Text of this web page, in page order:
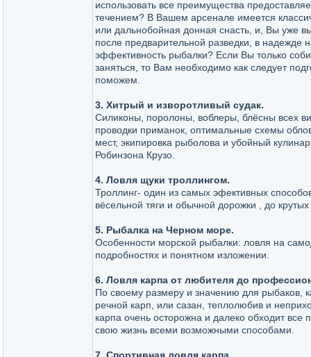
использовать все преимущества
течением? В Вашем арсенале имеется
или дальнобойная донная снасть, и, Вы уже
после предварительной разведки, в надежде
эффективность рыбалки? Если Вы только
заняться, то Вам необходимо как следует
поможем.
3. Хитрый и изворотливый судак.
Силиконы, поролоны, воблеры, блёсны всех
проводки приманок, оптимальные схемы
мест, экипировка рыболова и убойный
Робинзона Крузо.
4. Ловля щуки троллингом.
Троллинг- один из самых эфективных
вёсельной тяги и обычной дорожки , до
5. Рыбалка на Черном море.
Особенности морской рыбалки: ловля на
подробностях и понятном изложении.
6. Ловля карпа от любителя до
По своему размеру и значению для рыбаков,
речной карп, или сазан, теплолюбив и
карпа очень осторожна и далеко обходит все
свою жизнь всеми возможными способами.